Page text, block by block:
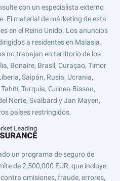
con un especialista externo
El material de márketing de esta
en el Reino Unido. Los anuncios
a residentes en Malasia.
no trabajan en territorio de los
Bonaire, Brasil, Curaçao, Timor
Saipán, Rusia, Ucrania,
Turquía, Guinea-Bissau,
Norte, Svalbard y Jan Mayen,
países restringidos.
un programa de seguro de
de 2,500,000 EUR, que incluye
omisiones, fraude, errores,